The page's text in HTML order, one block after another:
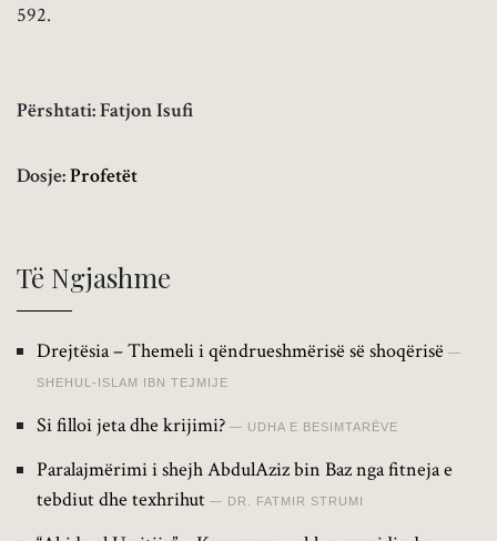
592.
Përshtati: Fatjon Isufi
Dosje:Profetët
Të Ngjashme
Drejtësia – Themeli i qëndrueshmërisë së shoqërisë
SHEHUL-ISLAM IBN TEJMIJE
Si filloi jeta dhe krijimi? UDHA E BESIMTARËVE
Paralajmërimi i shejh AbdulAziz bin Baz nga fitneja e
tebdiut dhe texhrihut
DR. FATMIR STRUMI